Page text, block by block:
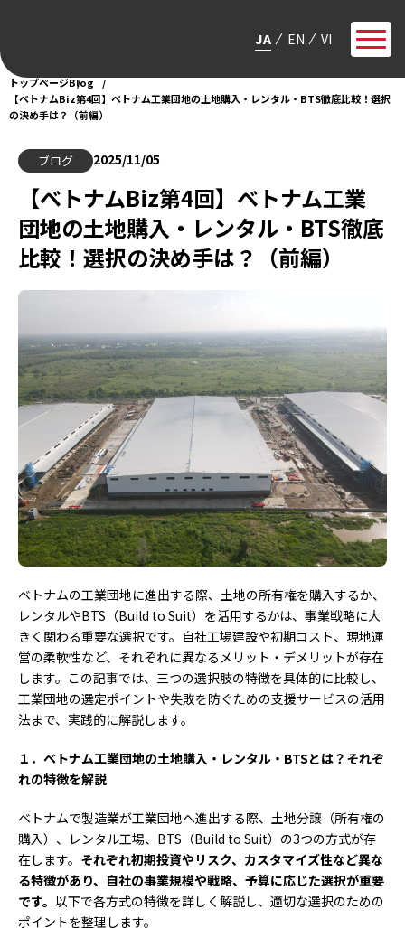
JA EN VI
トップページBlog
【ベトナムBiz第4回】ベトナム工業団地の土地購入・レンタル・BTS徹底比較！選択
の決め手は？（前編）
ブログ 2025/11/05
【ベトナムBiz第4回】ベトナム工業
団地の土地購入・レンタル・BTS徹底
比較！選択の決め手は？（前編）
ベトナムの工業団地に進出する際、土地の所有権を購入するか、
レンタルやBTS（Build to Suit）を活用するかは、事業戦略に大
きく関わる重要な選択です。自社工場建設や初期コスト、現地運
営の柔軟性など、それぞれに異なるメリット・デメリットが存在
します。この記事では、三つの選択肢の特徴を具体的に比較し、
工業団地の選定ポイントや失敗を防ぐための支援サービスの活用
法まで、実践的に解説します。
１．ベトナム工業団地の土地購入・レンタル・BTSとは？それぞ
れの特徴を解説
ベトナムで製造業が工業団地へ進出する際、土地分譲（所有権の
購入）、レンタル工場、BTS（Build to Suit）の3つの方式が存
在します。 それぞれ初期投資やリスク、カスタマイズ性など異な
る特徴があり、自社の事業規模や戦略、予算に応じた選択が重要
です。 以下で各方式の特徴を詳しく解説し、適切な選択のための
ポイントを整理します。